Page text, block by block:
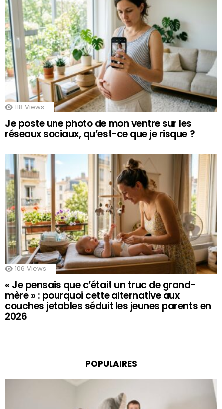
118 Views
Je poste une photo de mon ventre sur les
réseaux sociaux, qu’est-ce que je risque ?
106 Views
« Je pensais que c’était un truc de grand-
mère » : pourquoi cette alternative aux
couches jetables séduit les jeunes parents en
2026
POPULAIRES